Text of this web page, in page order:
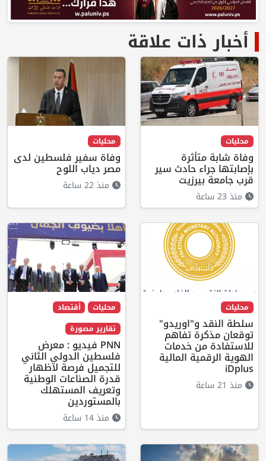
أخبار ذات علاقة
محليات
وفاة شابة متأثرة
بإصابتها جراء حادث سير
قرب جامعة بيرزيت
منذ 23 ساعة
محليات
وفاة سفير فلسطين لدى
مصر دياب اللوح
منذ 22 ساعة
محليات
سلطة النقد و"اوريدو"
توقعان مذكرة تفاهم
للاستفادة من خدمات
الهوية الرقمية المالية
iDplus
منذ 21 ساعة
محليات
أقتصاد
تقارير مصورة
PNN فيديو : معرض
فلسطين الدولي الثاني
للتجميل فرصة لاظهار
قدرة الصناعات الوطنية
وتعريف المستهلك
بالمستوردين
منذ 14 ساعة